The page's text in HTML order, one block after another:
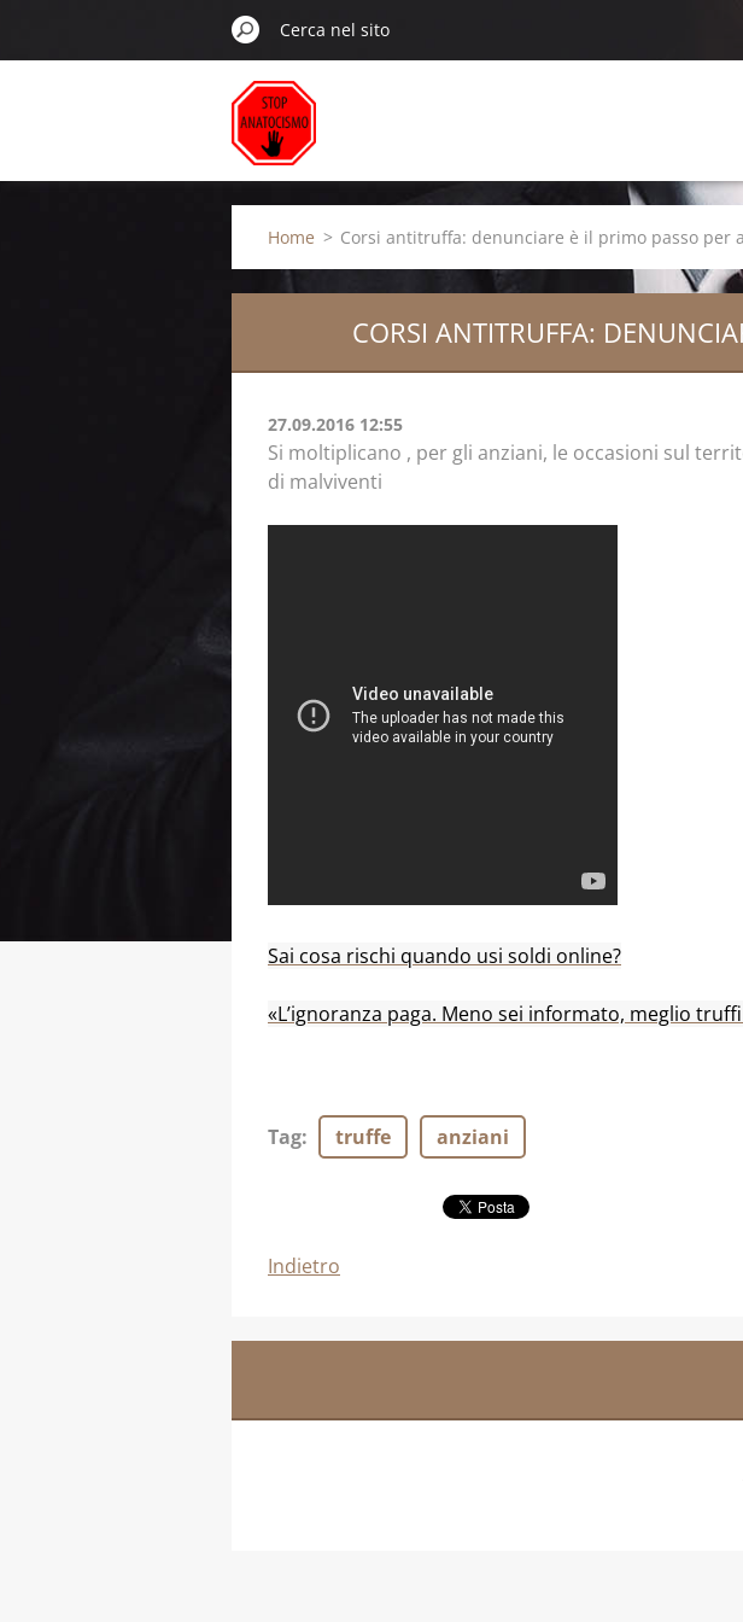
Home > Corsi antitruffa: denunciare è il primo passo per
CORSI ANTITRUFFA:
27.09.2016 12:55
Si moltiplicano , per gli anziani, le occasioni sul
di malviventi
Sai cosa rischi quando usi soldi online?
«L’ignoranza paga. Meno sei informato, meglio
Tag: truffe anziani
Indietro